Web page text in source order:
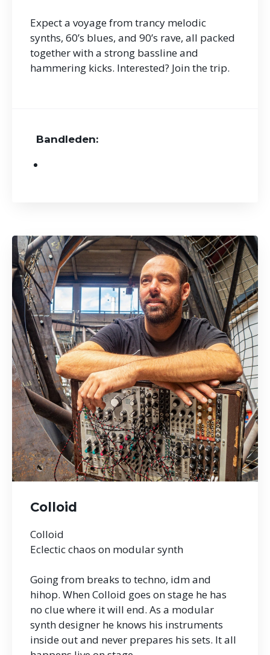
Expect a voyage from trancy melodic
synths, 60’s blues, and 90’s rave, all packed
together with a strong bassline and
hammering kicks. Interested? Join the trip.
Bandleden:
Colloid
Colloid
Eclectic chaos on modular synth
Going from breaks to techno, idm and
hihop. When Colloid goes on stage he has
no clue where it will end. As a modular
synth designer he knows his instruments
inside out and never prepares his sets. It all